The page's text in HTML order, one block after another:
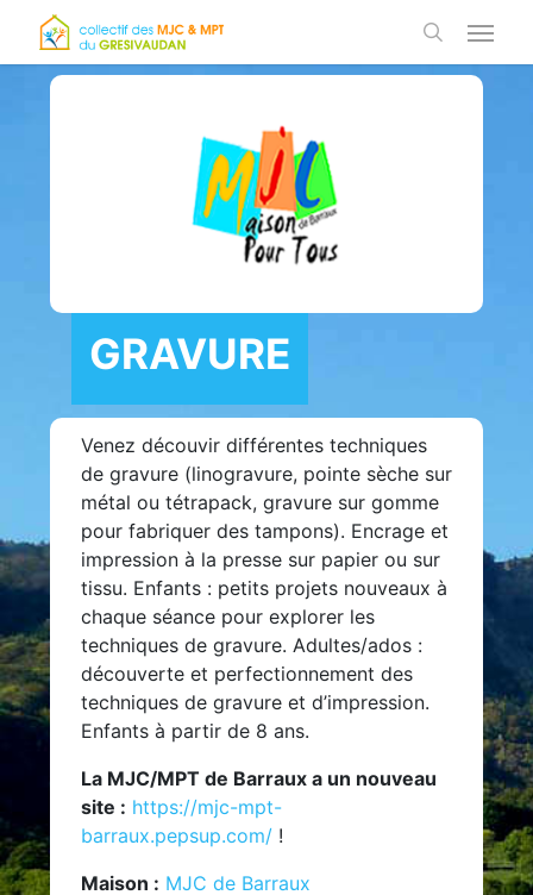
main
GRAVURE
Venez découvir différentes techniques
de gravure (linogravure, pointe sèche sur
métal ou tétrapack, gravure sur gomme
pour fabriquer des tampons). Encrage et
impression à la presse sur papier ou sur
tissu. Enfants : petits projets nouveaux à
chaque séance pour explorer les
techniques de gravure. Adultes/ados :
découverte et perfectionnement des
techniques de gravure et d’impression.
Enfants à partir de 8 ans.
La MJC/MPT de Barraux a un nouveau
site : https://mjc-mpt-
barraux.pepsup.com/!
Maison : MJC de Barraux